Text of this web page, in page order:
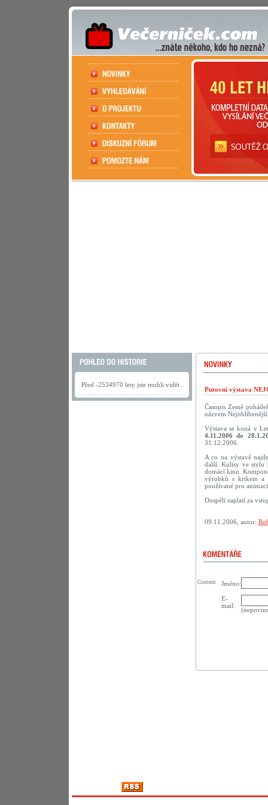
Před -2534970 lety jste mohli vidět .
Putovní výstava
Časopis Země
názvem
Výstava se koná v
4.11.2006 do
31.12.2006.
A co na výstavě
další. Kulisy ve stylu
domácí kino.
výrobků s krtkem a
používané pro
Dospělí zaplatí za
09.11.2006, autor:
Jméno:
E-
mail:
Content